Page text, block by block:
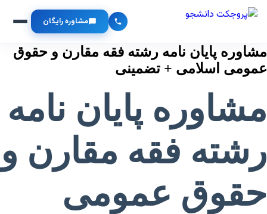
مشاوره رایگان
مشاوره پایان نامه رشته فقه مقارن و حقوق
عمومی اسلامی + تضمینی
مشاوره پایان نامه
رشته فقه مقارن و
حقوق عمومی